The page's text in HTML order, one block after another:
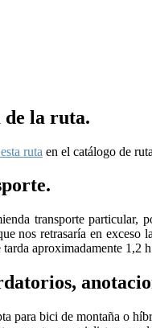
de la ruta.
ruta en el catálogo de
transporte particular,
nos retrasaría en exceso
tarda aproximadamente 1,2
para bici de montaña o